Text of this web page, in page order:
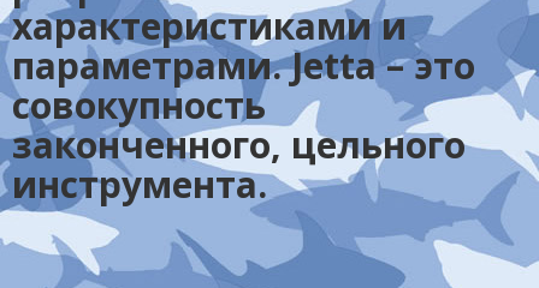
характеристиками и
параметрами. Jetta – это
совокупность
законченного, цельного
инструмента.